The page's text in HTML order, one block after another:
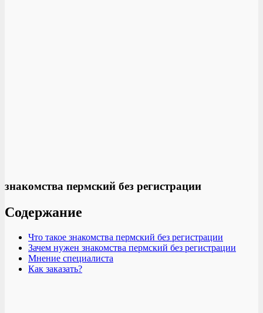
знакомства пермский без регистрации
Содержание
Что такое знакомства пермский без регистрации
Зачем нужен знакомства пермский без регистрации
Мнение специалиста
Как заказать?